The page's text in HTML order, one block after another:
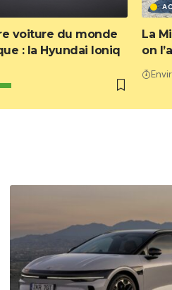
voiture du monde
: la Hyundai Ioniq
La
on